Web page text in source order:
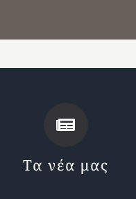
Τα νέα μας
Τα νέα μας